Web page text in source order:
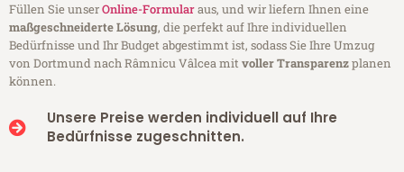
Füllen Sie unserOnline-Formularaus, und wir liefern Ihnen eine
maßgeschneiderte Lösung, die perfekt auf Ihre individuellen
Bedürfnisse und Ihr Budget abgestimmt ist, sodass Sie Ihre Umzug
von Dortmund nach Râmnicu Vâlcea mitvoller Transparenzplanen
können.
Unsere Preise werden individuell auf Ihre
Bedürfnisse zugeschnitten.